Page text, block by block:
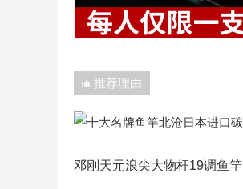
推荐理由
邓刚天元浪尖大物杆19调鱼竿